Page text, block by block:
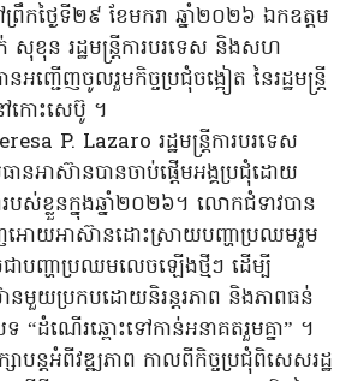
កថ្ងៃទី២៩ ខែមករា ឆ្នាំ២០២៦ ឯកឧត្តម
ក់ សុខុន រដ្ឋមន្ត្រីការបរទេស និងសហ
នអញ្ជើញចូលរួមកិច្ចប្រជុំចង្អៀត នៃរដ្ឋមន្ត្រី
កោះសេប៊ូ ។
P. Lazaro រដ្ឋមន្ត្រីការបរទេស
ានអាស៊ានបានចាប់ផ្តើមអង្គប្រជុំដោយ
បស់ខ្លួនក្នុងឆ្នាំ២០២៦។ លោកជំទាវបាន
ញអោយអាស៊ានដោះស្រាយបញ្ហាប្រឈមរួម
ជាបញ្ហាប្រឈមលេចឡើងថ្មីៗ ដើម្បី
យប្រកបដោយនិរន្តរភាព និងភាពធន់
ដំណើរឆ្ពោះទៅកាន់អនាគតរួមគ្នា” ។
សាបន្តអំពីវឌ្ឍភាព កាលពីកិច្ចប្រជុំពិសេសរដ្ឋ